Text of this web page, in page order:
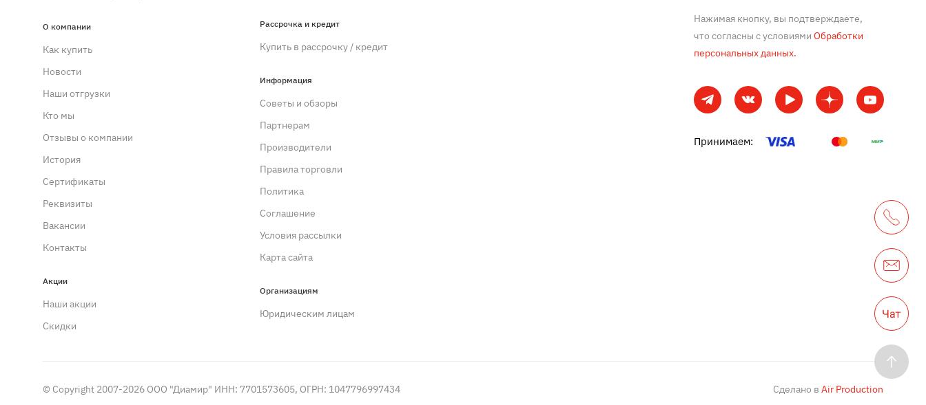
О компании
Как купить
Новости
Наши отгрузки
Кто мы
Отзывы о компании
История
Сертификаты
Реквизиты
Вакансии
Контакты
Акции
Наши акции
Скидки
Рассрочка и кредит
Купить в рассрочку / кредит
Информация
Советы и обзоры
Партнерам
Производители
Правила торговли
Политика
Cоглашение
Условия рассылки
Карта сайта
Организациям
Юридическим лицам
Нажимая кнопку, вы подтверждаете,
что согласны с условиями Обработки
персональных данных.
Принимаем:
© Copyright 2007-2026 ООО "Диамир" ИНН: 7701573605, ОГРН: 1047796997434 Сделано в Air Production